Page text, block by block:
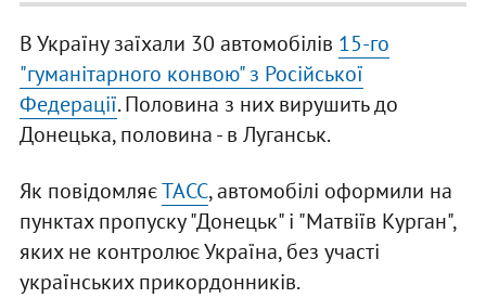
В Україну заїхали 30 автомобілів 15-го
"гуманітарного конвою" з Російської
Федерації. Половина з них вирушить до
Донецька, половина - в Луганськ.
Як повідомляєТАСС, автомобілі оформили на
пунктах пропуску "Донецьк" і "Матвіїв Курган",
яких не контролює Україна, без участі
українських прикордонників.